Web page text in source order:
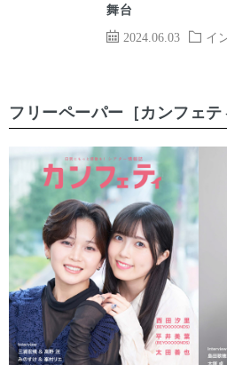
2024.06.03 イ
舞台
フリーペーパー［カンフェテ